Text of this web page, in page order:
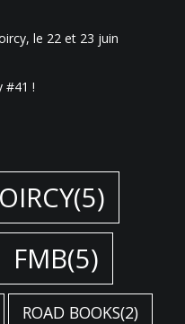
le 22 et 23 juin
#41 !
(5)
FMB(5)
ROAD BOOKS(2)